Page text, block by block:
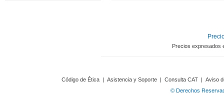
Precios expresados
Código de Ética | Asistencia y Soporte | Consulta CAT | Aviso
© Derechos